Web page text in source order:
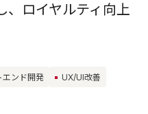
、ロイヤルティ向上
エンド開発 UX/UI改善